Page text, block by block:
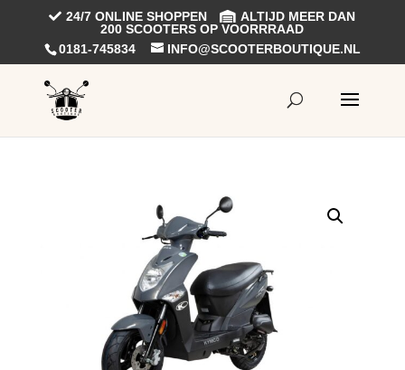
24/7 ONLINE SHOPPEN
ALTIJD MEER DAN
200 SCOOTERS OP VOORRRAAD
0181-745834
INFO@SCOOTERBOUTIQUE.NL